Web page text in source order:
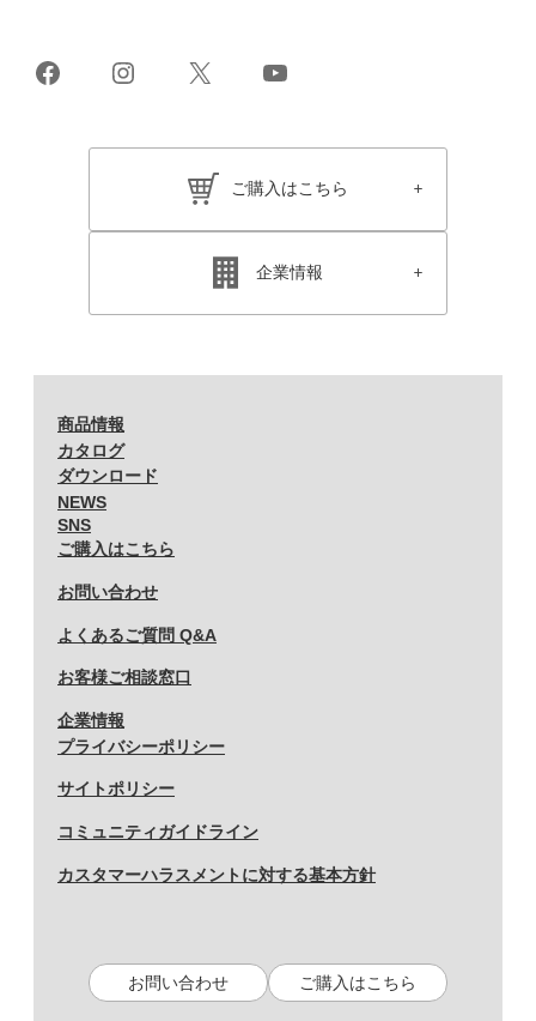
FacebookInstagram
X YouTube
ご購入はこちら
企業情報
商品情報
カタログ
ダウンロード
NEWS
SNS
ご購入はこちら
お問い合わせ
よくあるご質問 Q&A
お客様ご相談窓口
企業情報
プライバシーポリシー
サイトポリシー
コミュニティガイドライン
カスタマーハラスメントに対する基本方針
お問い合わせ ご購入はこちら